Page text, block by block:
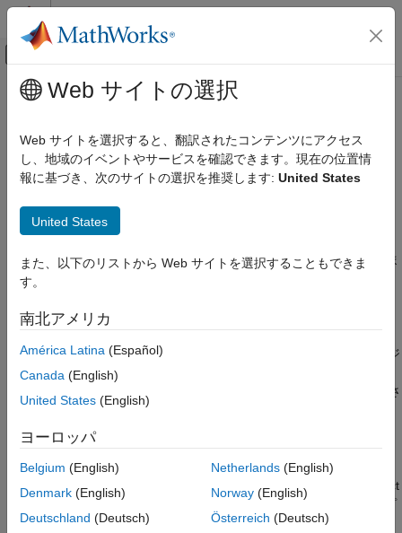
コンテンツへスキップ
オフキャンバス ナビゲーション メ
ドキュメンテーションのホーム
外部言語インターフェイス
MATLAB での C
C および Fortran 用 MATLAB エンジン API
MATLAB ソフトウェアとの通信
メインコンテンツ
C および Fortran 用
ジン API
C++ 用の MATLAB®
エンジン API は、C 用のエンジン API より
ン アプリケーションを作成するための最新の C++ 機能が含まれ
参照してください。C 用のエンジン API を削除する予定はありま
MATLAB の C および Fortran エンジン ライブラリには、自作プ
ログラムから MATLAB を呼び出して MATLAB を計算エンジンと
して使用するためのルーチンが含まれています。MATLAB エンジ
ンを使用するには、システムに MATLAB がインストールされて
いなければなりません。MATLAB Runtime のみがインストールさ
れているマシンでは MATLAB エンジンを実行できません。
エンジン プログラムはスタンドアロン プログラムです。これら
のプログラムは、UNIX
システムではパイプを使用し、
Microsoft
Windows
システムでは Microsoft Component Object
Model (COM) インターフェイスを使用して、個別の MATLAB プ
ロセスと通信します。MATLAB の関数ライブラリを使用すると、
Web サイトの選択
Web サイトを選択すると、翻訳されたコンテンツにアクセス
し、地域のイベントやサービスを確認できます。現在の位置情
報に基づき、次のサイトの選択を推奨します: United States
United States
また、以下のリストから Web サイトを選択することもできま
す。
南北アメリカ
América Latina (Español)
Canada (English)
United States (English)
ヨーロッパ
Belgium (English)
Denmark (English)
Deutschland (Deutsch)
Netherlands(English)
Norway(English)
Österreich (Deutsch)